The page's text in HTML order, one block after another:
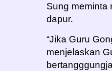
Sung meminta
dapur.
“Jika Guru
menjelaskan